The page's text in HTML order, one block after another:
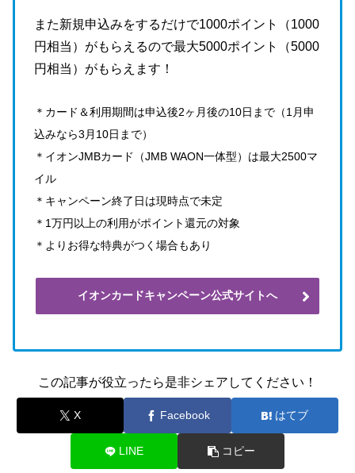
また新規申込みをするだけで1000ポイント（1000
円相当）がもらえるので最大5000ポイント（5000
円相当）がもらえます！
＊カード＆利用期間は申込後2ヶ月後の10日まで（1月申
込みなら3月10日まで）
＊イオンJMBカード（JMB WAON一体型）は最大2500マ
イル
＊キャンペーン終了日は現時点で未定
＊1万円以上の利用がポイント還元の対象
＊よりお得な特典がつく場合もあり
イオンカードキャンペーン公式サイトへ
この記事が役立ったら是非シェアしてください！
X Facebook はてブ
LINE コピー